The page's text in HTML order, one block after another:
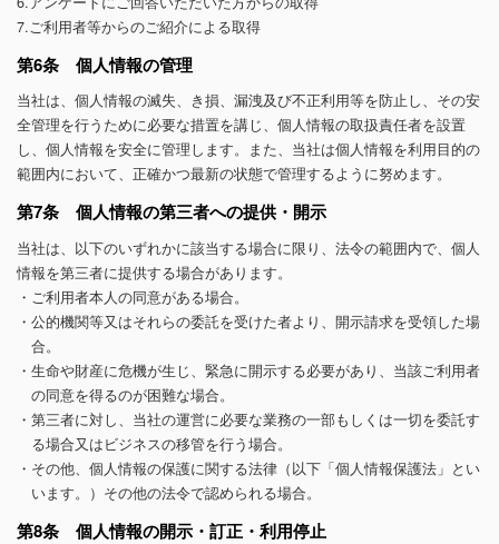
7.ご利用者等からのご紹介による取得
第6条 個人情報の管理
当社は、個人情報の滅失、き損、漏洩及び不正利用等を防止し、その安
全管理を行うために必要な措置を講じ、個人情報の取扱責任者を設置
し、個人情報を安全に管理します。また、当社は個人情報を利用目的の
範囲内において、正確かつ最新の状態で管理するように努めます。
第7条 個人情報の第三者への提供・開示
当社は、以下のいずれかに該当する場合に限り、法令の範囲内で、個人
情報を第三者に提供する場合があります。
・ご利用者本人の同意がある場合。
・公的機関等又はそれらの委託を受けた者より、開示請求を受領した場
合。
・生命や財産に危機が生じ、緊急に開示する必要があり、当該ご利用者
の同意を得るのが困難な場合。
・第三者に対し、当社の運営に必要な業務の一部もしくは一切を委託す
る場合又はビジネスの移管を行う場合。
・その他、個人情報の保護に関する法律（以下「個人情報保護法」とい
います。）その他の法令で認められる場合。
第8条 個人情報の開示・訂正・利用停止